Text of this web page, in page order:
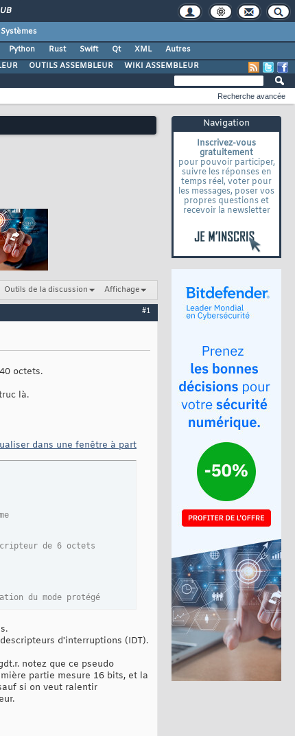
Systèmes
Python Rust Swift Qt XML
Autres
OUTILS ASSEMBLEUR WIKI ASSEMBLEUR
Navigation
Inscrivez-vous
gratuitement
pour pouvoir participer,
suivre les réponses en
temps réel, voter pour
les messages, poser vos
propres questions et
recevoir la newsletter
Recherche avancée
Outils de la discussion Affichage
#1
octets.
là.
dans une fenêtre à part
de 6 octets
du mode protégé
en haut à gauche
d'interruptions (IDT).
notez que ce pseudo
partie mesure 16 bits, et la
si on veut ralentir